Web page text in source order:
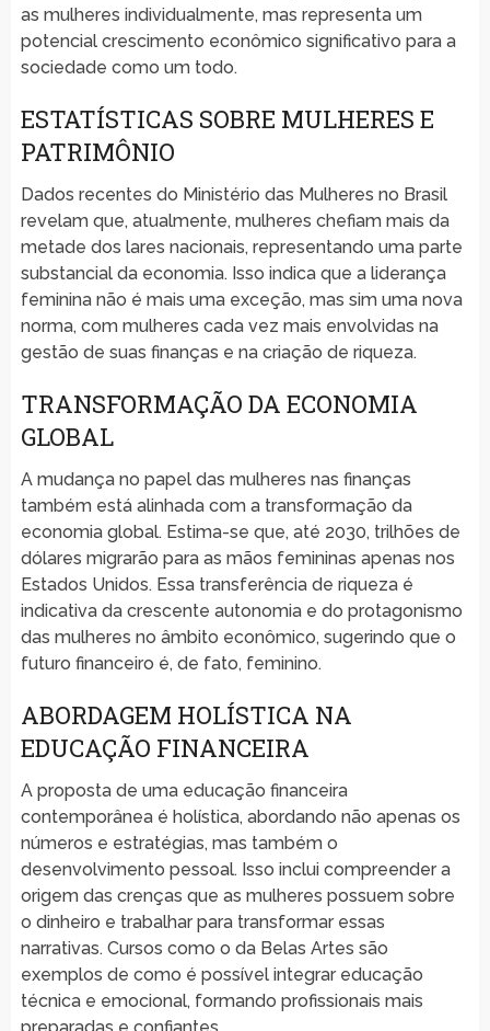
as mulheres individualmente, mas representa um
potencial crescimento econômico significativo para a
sociedade como um todo.
ESTATÍSTICAS SOBRE MULHERES E
PATRIMÔNIO
Dados recentes do Ministério das Mulheres no Brasil
revelam que, atualmente, mulheres chefiam mais da
metade dos lares nacionais, representando uma parte
substancial da economia. Isso indica que a liderança
feminina não é mais uma exceção, mas sim uma nova
norma, com mulheres cada vez mais envolvidas na
gestão de suas finanças e na criação de riqueza.
TRANSFORMAÇÃO DA ECONOMIA
GLOBAL
A mudança no papel das mulheres nas finanças
também está alinhada com a transformação da
economia global. Estima-se que, até 2030, trilhões de
dólares migrarão para as mãos femininas apenas nos
Estados Unidos. Essa transferência de riqueza é
indicativa da crescente autonomia e do protagonismo
das mulheres no âmbito econômico, sugerindo que o
futuro financeiro é, de fato, feminino.
ABORDAGEM HOLÍSTICA NA
EDUCAÇÃO FINANCEIRA
A proposta de uma educação financeira
contemporânea é holística, abordando não apenas os
números e estratégias, mas também o
desenvolvimento pessoal. Isso inclui compreender a
origem das crenças que as mulheres possuem sobre
o dinheiro e trabalhar para transformar essas
narrativas. Cursos como o da Belas Artes são
exemplos de como é possível integrar educação
técnica e emocional, formando profissionais mais
preparadas e confiantes.